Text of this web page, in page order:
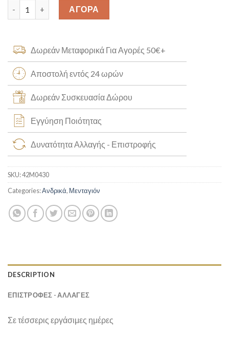
Χρυσό Κωνσταντινάτο με Ορείχαλκο K14 [42M0430] quantity
ΑΓΟΡΑ
Δωρεάν Μεταφορικά Για Αγορές 50€+
Αποστολή εντός 24 ωρών
Δωρεάν Συσκευασία Δώρου
Εγγύηση Ποιότητας
Δυνατότητα Αλλαγής - Επιστροφής
SKU:42M0430
Categories:Ανδρικά, Μενταγιόν
DESCRIPTION
ΕΠΙΣΤΡΟΦΕΣ - ΑΛΛΑΓΕΣ
Σε τέσσερις εργάσιμες ημέρες